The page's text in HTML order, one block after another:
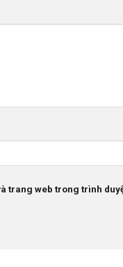
trang web trong trình